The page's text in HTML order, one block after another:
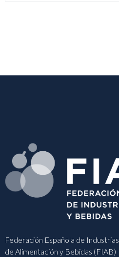
Federación Española de Industrias
de Alimentación y Bebidas (FIAB)